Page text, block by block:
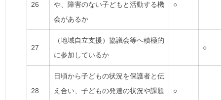
26
や、障害のない子どもと活動する機
会があるか
○
27
（地域自立支援）協議会等へ積極的
に参加しているか
○
28
日頃から子どもの状況を保護者と伝
え合い、子どもの発達の状況や課題
○